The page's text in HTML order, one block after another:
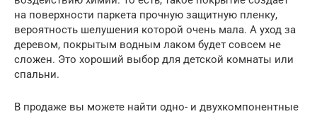
на поверхности паркета прочную защитную пленку,
вероятность шелушения которой очень мала. А уход за
деревом, покрытым водным лаком будет совсем не
сложен. Это хороший выбор для детской комнаты или
спальни.
В продаже вы можете найти одно- и двухкомпонентные